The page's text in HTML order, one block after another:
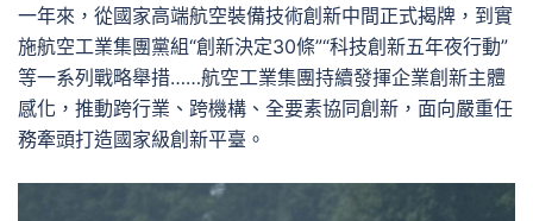
一年來，從國家高端航空裝備技術創新中間正式揭牌，到實
施航空工業集團黨組“創新決定30條”“科技創新五年夜行動”
等一系列戰略舉措……航空工業集團持續發揮企業創新主體
感化，推動跨行業、跨機構、全要素協同創新，面向嚴重任
務牽頭打造國家級創新平臺。